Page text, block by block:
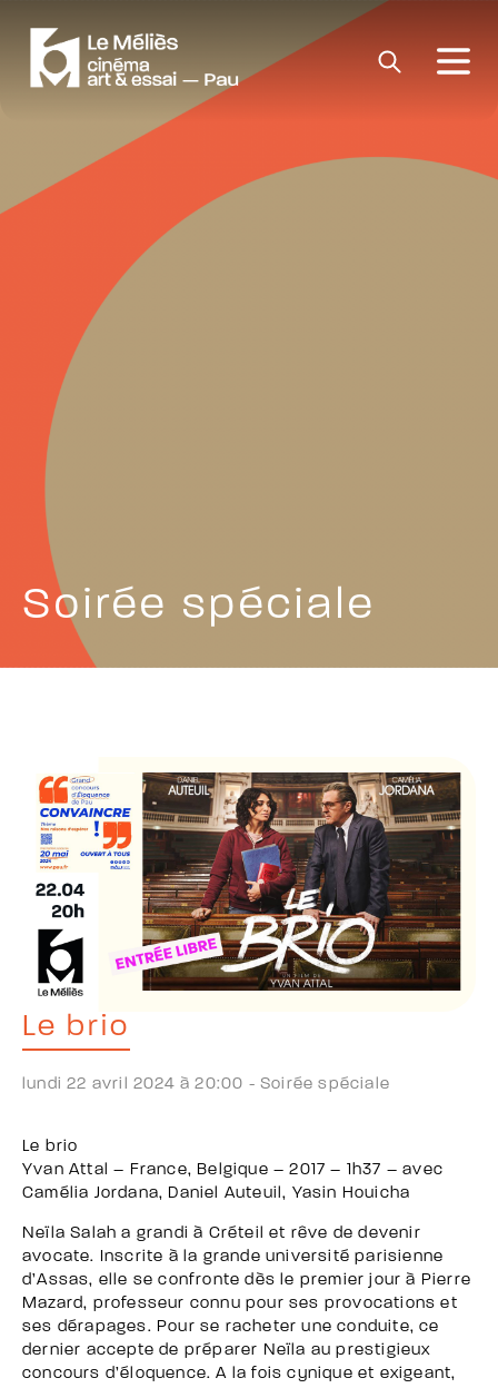
Soirée spéciale
Le brio
lundi 22 avril 2024 à 20:00 - Soirée spéciale
Le brio
Yvan Attal – France, Belgique – 2017 – 1h37 – avec
Camélia Jordana, Daniel Auteuil, Yasin Houicha
Neïla Salah a grandi à Créteil et rêve de devenir
avocate. Inscrite à la grande université parisienne
d’Assas, elle se confronte dès le premier jour à Pierre
Mazard, professeur connu pour ses provocations et
ses dérapages. Pour se racheter une conduite, ce
dernier accepte de préparer Neïla au prestigieux
concours d’éloquence. A la fois cynique et exigeant,